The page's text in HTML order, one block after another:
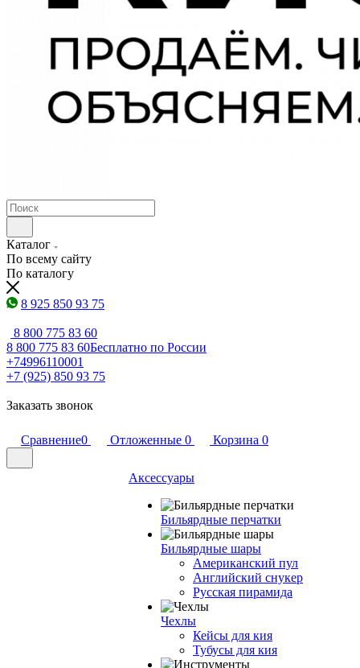
Каталог
По всему сайту
По каталогу
8 925 850 93 75
8 800 775 83 60
8 800 775 83 60Бесплатно по России
+74996110001
+7 (925) 850 93 75
Заказать звонок
Сравнение0 Отложенные 0 Корзина 0
Аксессуары
Бильярдные перчатки
Бильярдные шары
Американский пул
Английский снукер
Русская пирамида
Чехлы
Кейсы для кия
Тубусы для кия